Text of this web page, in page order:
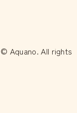
© Aquano. All rights